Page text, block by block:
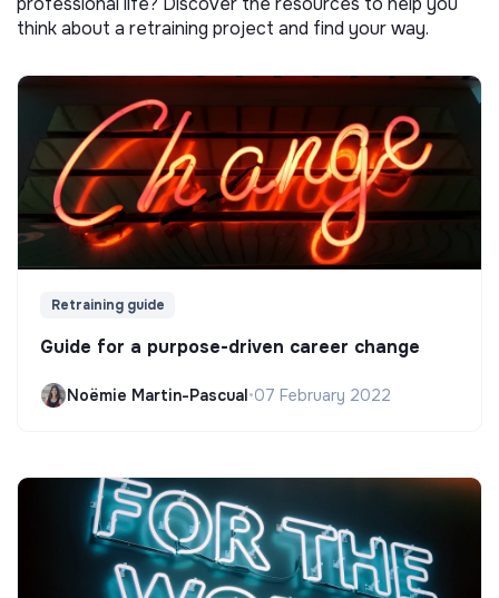
think about a retraining project and find your way.
Retraining guide
Guide for a purpose-driven career change
Noëmie Martin-Pascual•07 February 2022